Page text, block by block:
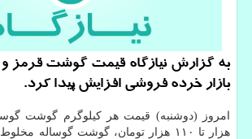
به گزارش نیازگاه قیمت گوشت قرمز
بازار خرده فروشی افزایش پیدا كرد.